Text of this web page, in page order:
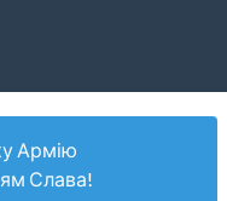
Армію
Слава!